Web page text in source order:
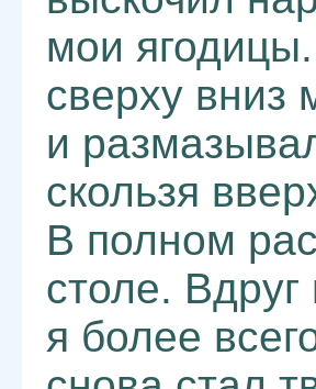
мои
сверху
и
скользя
В полном
столе.
я более